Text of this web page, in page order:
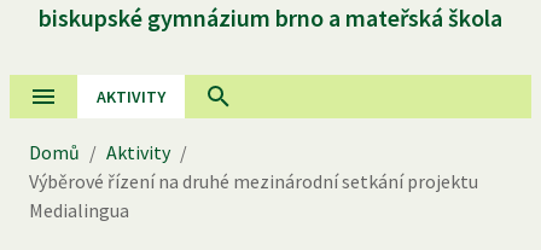
biskupské gymnázium brno a mateřská škola
AKTIVITY
Domů / Aktivity /
Výběrové řízení na druhé mezinárodní setkání projektu
Medialingua